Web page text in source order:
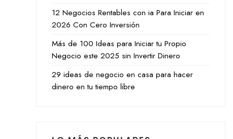
12 Negocios Rentables con ia Para Iniciar en
2026 Con Cero Inversión
Más de 100 Ideas para Iniciar tu Propio
Negocio este 2025 sin Invertir Dinero
29 ideas de negocio en casa para hacer
dinero en tu tiempo libre